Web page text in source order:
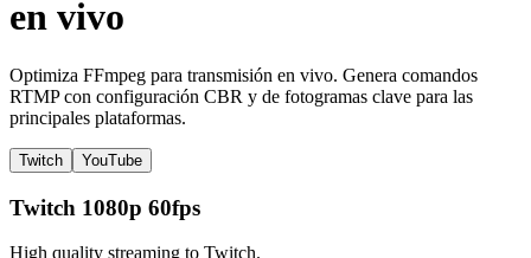
en vivo
Optimiza FFmpeg para transmisión en vivo. Genera comandos
RTMP con configuración CBR y de fotogramas clave para las
principales plataformas.
Twitch YouTube
Twitch 1080p 60fps
High quality streaming to Twitch.